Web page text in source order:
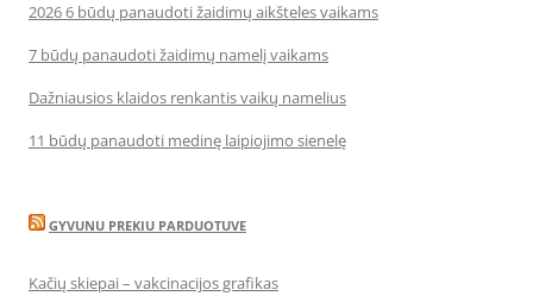
2026 6 būdų panaudoti žaidimų aikšteles vaikams
7 būdų panaudoti žaidimų namelį vaikams
Dažniausios klaidos renkantis vaikų namelius
11 būdų panaudoti medinę laipiojimo sienelę
GYVUNU PREKIU PARDUOTUVE
Kačių skiepai – vakcinacijos grafikas